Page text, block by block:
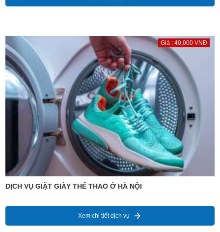
Giá : 40,000 VNĐ
DỊCH VỤ GIẶT GIÀY THỂ THAO Ở HÀ NỘI
Xem chi tiết dịch vụ